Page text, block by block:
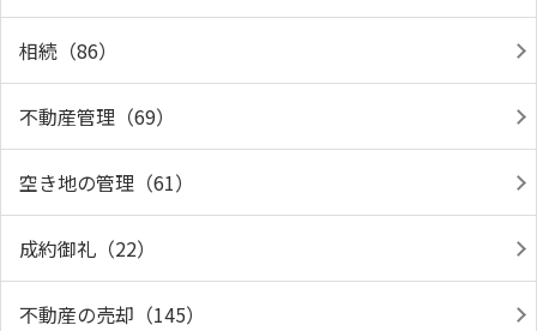
相続（86）
不動産管理（69）
空き地の管理（61）
成約御礼（22）
不動産の売却（145）